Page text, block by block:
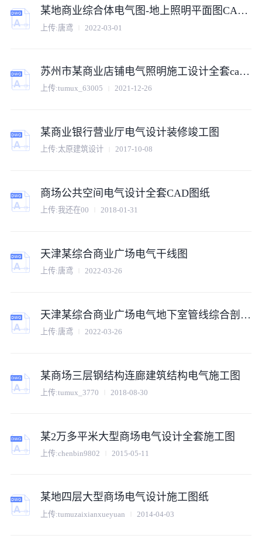
某地商业综合体电气图-地上照明平面图CAD图纸
上传:唐鸢 2022-03-01
苏州市某商业店铺电气照明施工设计全套cad图纸
上传:tumux_63005 2021-12-26
某商业银行营业厅电气设计装修竣工图
上传:太原建筑设计 2017-10-08
商场公共空间电气设计全套CAD图纸
上传:我还在00 2018-01-31
天津某综合商业广场电气干线图
上传:唐鸢 2022-03-26
天津某综合商业广场电气地下室管线综合剖面图.
上传:唐鸢 2022-03-26
某商场三层钢结构连廊建筑结构电气施工图
上传:tumux_3770 2018-08-30
某2万多平米大型商场电气设计全套施工图
上传:chenbin9802 2015-05-11
某地四层大型商场电气设计施工图纸
上传:tumuzaixianxueyuan 2014-04-03